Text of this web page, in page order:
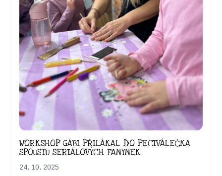
WORKSHOP GÁBI PŘILÁKAL DO PECIVÁLEČKA
SPOUSTU SERIÁLOVÝCH FANYNEK
24. 10. 2025